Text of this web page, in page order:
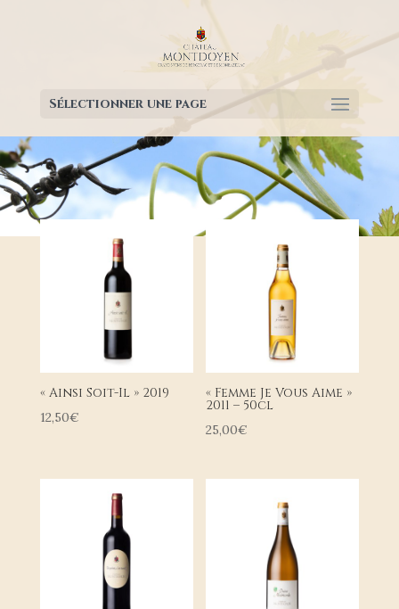
Sélectionner une page
« Ainsi Soit-Il » 2019
12,50€
« Femme Je Vous Aime »
2011 – 50cl
25,00€